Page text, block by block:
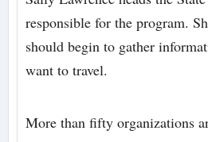
responsible for the program.
should begin to gather
want to travel.
More than fifty organizations